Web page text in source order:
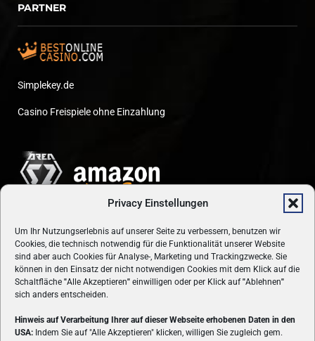
Privacy Einstellungen
Um Ihr Nutzungserlebnis auf unserer Seite zu verbessern, benutzen wir
Cookies, die technisch notwendig für die Funktionalität unserer Website
sind aber auch Cookies für Analyse-, Marketing und Trackingzwecke. Sie
können in den Einsatz der nicht notwendigen Cookies mit dem Klick auf die
Schaltfläche "Alle Akzeptieren" einwilligen oder per Klick auf"Ablehnen"
sich anders entscheiden.
Hinweis auf Verarbeitung Ihrer auf dieser Webseite erhobenen Daten in den
USA: Indem Sie auf "Alle Akzeptieren" klicken, willigen Sie zugleich gem.
PARTNER
Simplekey.de
Casino Freispiele ohne Einzahlung